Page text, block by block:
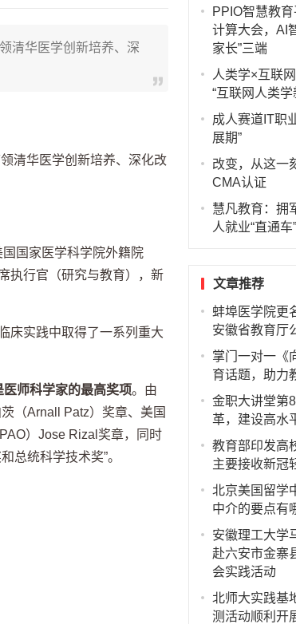
清华医学创新培养、深
清华医学创新培养、深化改
国家医学科学院外籍院
执行官（研究与教育），新
床实践中取得了一系列重大
医师科学家的最高奖项。由
（Arnall Patz）奖章、美国
） Jose Rizal 奖章，同时
总统科学技术奖”。
PPIO智慧教
计算大会，AI
家长”三端
人类学×互联
“互联网人类
成人赛道IT职
展期”
改变，从这一
CMA认证
慧凡教育：拥
人就业“直通车”
文章推荐
蚌埠医学院更
安徽省教育厅
掌门一对一《
育话题，助力
金职大讲堂第
革，建设高水
教育部印发高
主要接收新冠
北京美国留学
中介的要点有
安徽理工大学
赴六安市金寨
会实践活动
北师大实践基
测活动顺利开